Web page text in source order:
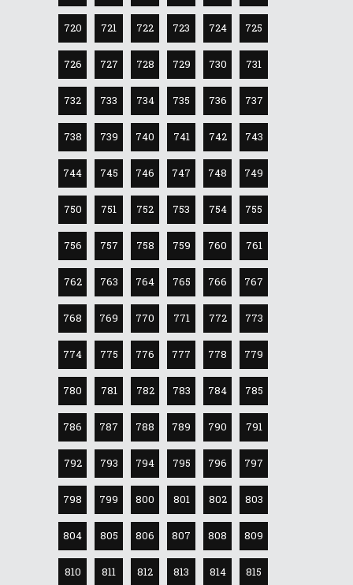
720 721 722 723 724 725
726 727 728 729 730 731
732 733 734 735 736 737
738 739 740 741 742 743
744 745 746 747 748 749
750 751 752 753 754 755
756 757 758 759 760 761
762 763 764 765 766 767
768 769 770 771 772 773
774 775 776 777 778 779
780 781 782 783 784 785
786 787 788 789 790 791
792 793 794 795 796 797
798 799 800 801 802 803
804 805 806 807 808 809
810 811 812 813 814 815